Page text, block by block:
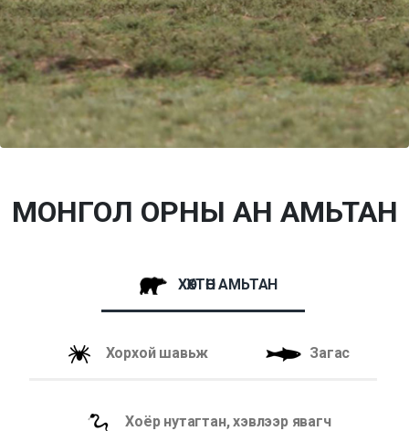
МОНГОЛ ОРНЫ АН АМЬТАН
ХӨХТӨН АМЬТАН
Хорхой шавьж Загас
Хоёр нутагтан, хэвлээр явагч